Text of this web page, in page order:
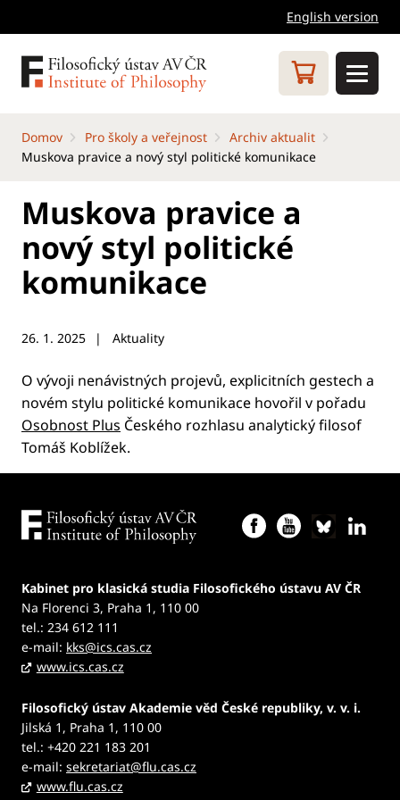
English version
Domov Pro školy a veřejnost
Archiv aktualit
Muskova pravice a nový styl politické komunikace
Muskova pravice a
nový styl politické
komunikace
26. 1. 2025 Aktuality
O vývoji nenávistných projevů, explicitních gestech a
novém stylu politické komunikace hovořil v pořadu
Osobnost Plus Českého rozhlasu analytický filosof
Tomáš Koblížek.
Kabinet pro klasická studia Filosofického ústavu AV ČR
Na Florenci 3, Praha 1, 110 00
tel.: 234 612 111
e-mail: kks@ics.cas.cz
www.ics.cas.cz
Filosofický ústav Akademie věd České republiky, v. v. i.
Jilská 1, Praha 1, 110 00
tel.: +420 221 183 201
e-mail: sekretariat@flu.cas.cz
www.flu.cas.cz